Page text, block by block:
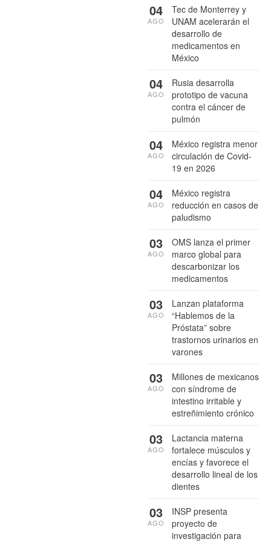
Tec de Monterrey y
UNAM acelerarán el
desarrollo de
medicamentos en
México
04
AGO
Rusia desarrolla
prototipo de vacuna
contra el cáncer de
pulmón
04
AGO
México registra menor
circulación de Covid-
19 en 2026
04
AGO
México registra
reducción en casos de
paludismo
04
AGO
OMS lanza el primer
marco global para
descarbonizar los
medicamentos
03
AGO
Lanzan plataforma
“Hablemos de la
Próstata” sobre
trastornos urinarios en
varones
03
AGO
Millones de mexicanos
con síndrome de
intestino irritable y
estreñimiento crónico
03
AGO
Lactancia materna
fortalece músculos y
encías y favorece el
desarrollo lineal de los
dientes
03
AGO
INSP presenta
proyecto de
investigación para
03
AGO